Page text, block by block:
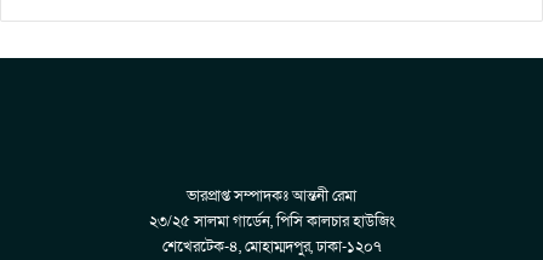
ভারপ্রাপ্ত সম্পাদকঃ আন্তনী রেমা
২৩/২৫ সালমা গার্ডেন, পিসি কালচার হাউজিং
শেখেরটেক-৪, মোহাম্মদপুর, ঢাকা-১২০৭